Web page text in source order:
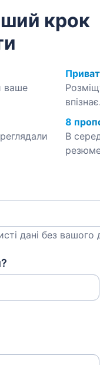
крок
ваше
впізнає.
8
В
дані без вашого